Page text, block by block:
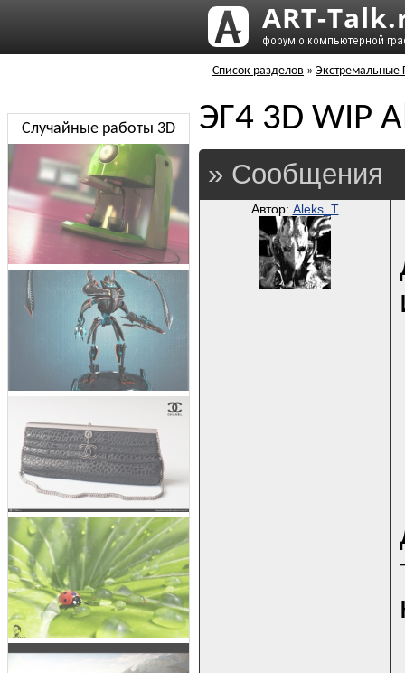
Список разделов » Экстремальные
ЭГ4 3D WIP
» Сообщения
Автор: Aleks_T
Случайные работы 3D